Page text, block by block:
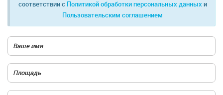
соответствии с Политикой обработки персональных данных и
Пользовательским соглашением